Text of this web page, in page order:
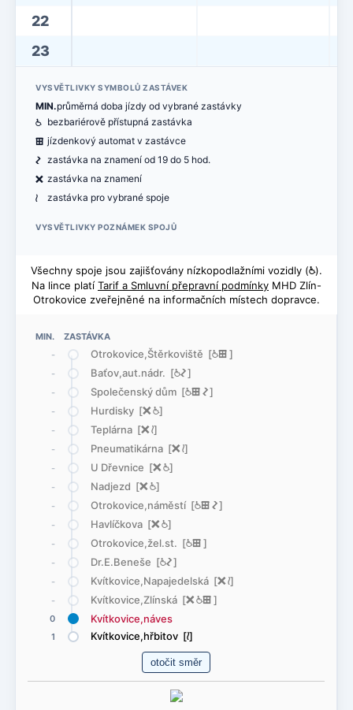
MIN. ZASTÁVKA
-
Otrokovice,Štěrkoviště [@æ]
- Baťov,aut.nádr. [@ó]
- Společenský dům [@æó]
- Hurdisky [ë@]
- Teplárna [ë<]
- Pneumatikárna [ë<]
- U Dřevnice [ë@]
- Nadjezd [ë@]
- Otrokovice,náměstí [@æó]
- Havlíčkova [ë@]
- Otrokovice,žel.st. [@æ]
- Dr.E.Beneše [@ó]
- Kvítkovice,Napajedelská [ë<]
- Kvítkovice,Zlínská [ë@æ]
0 Kvítkovice,náves
1 Kvítkovice,hřbitov [<]
22
23
VYSVĚTLIVKY SYMBOLŮ ZASTÁVEK
MIN.průměrná doba jízdy od vybrané zastávky
@ bezbariérově přístupná zastávka
æ jízdenkový automat v zastávce
ó zastávka na znamení od 19 do 5 hod.
ë zastávka na znamení
< zastávka pro vybrané spoje
VYSVĚTLIVKY POZNÁMEK SPOJŮ
Všechny spoje jsou zajišťovány nízkopodlažními vozidly (@).
Na lince platí Tarif a Smluvní přepravní podmínky MHD Zlín-
Otrokovice zveřejněné na informačních místech dopravce.